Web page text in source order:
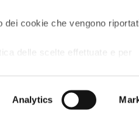
dei cookie che vengono
delle scelte effettuate e per
sul sito web e
Analytics